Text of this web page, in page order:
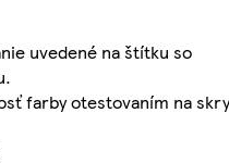
uvedené na štítku so
farby otestovaním na